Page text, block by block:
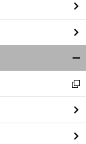
閉
る
新
し
い
ウ
ィ